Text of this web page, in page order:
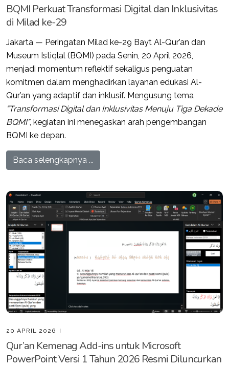
BQMI Perkuat Transformasi Digital dan Inklusivitas
di Milad ke-29
Jakarta — Peringatan Milad ke-29 Bayt Al-Qur’an dan
Museum Istiqlal (BQMI) pada Senin, 20 April 2026,
menjadi momentum reflektif sekaligus penguatan
komitmen dalam menghadirkan layanan edukasi Al-
Qur’an yang adaptif dan inklusif. Mengusung tema
“Transformasi Digital dan Inklusivitas Menuju Tiga Dekade
BQMI”, kegiatan ini menegaskan arah pengembangan
BQMI ke depan.
Baca selengkapnya ...
20 APRIL 2026
Qur’an Kemenag Add-ins untuk Microsoft
PowerPoint Versi 1 Tahun 2026 Resmi Diluncurkan